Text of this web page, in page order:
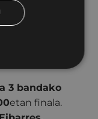
Juan Sari
3 bandako
etan finala.